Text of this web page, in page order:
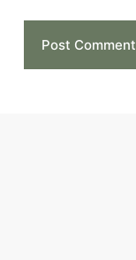
Post Comment